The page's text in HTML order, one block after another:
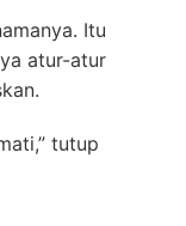
Itu
atur-atur
tutup